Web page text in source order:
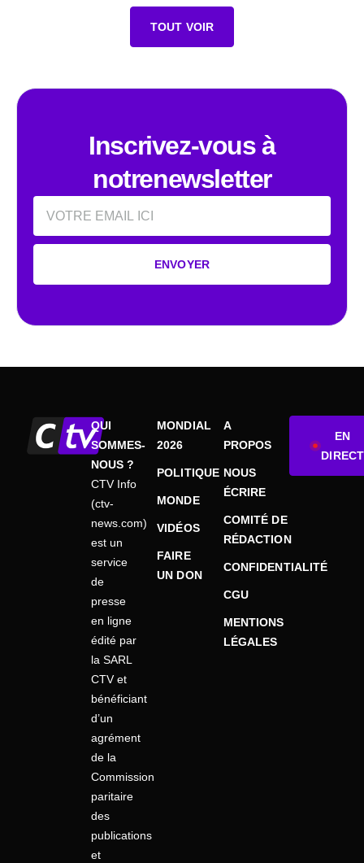
TOUT VOIR
Inscrivez-vous à
notrenewsletter
Email
ENVOYER
QUI
SOMMES-
NOUS ?
CTV Info
(ctv-
news.com)
est un
service
de
presse
en ligne
édité par
la SARL
CTV et
bénéficiant
d’un
agrément
de la
Commission
paritaire
des
publications
et
MONDIAL
2026
POLITIQUE
MONDE
VIDÉOS
FAIRE
UN DON
A
PROPOS
NOUS
ÉCRIRE
COMITÉ DE
RÉDACTION
CONFIDENTIALITÉ
CGU
MENTIONS
LÉGALES
EN
DIRECT